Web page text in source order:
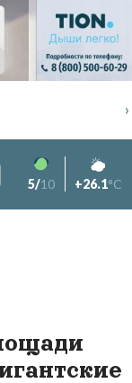
›
5/10 +26.1°C